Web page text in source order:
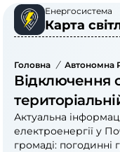
Енергосистема
Карта
Головна / Автономна
Відключення
Актуальна
електроенергії у
громаді: погодинні